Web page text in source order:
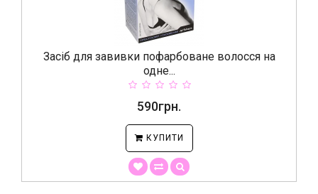
Засіб для завивки пофарбоване волосся на
одне...
590грн.
КУПИТИ